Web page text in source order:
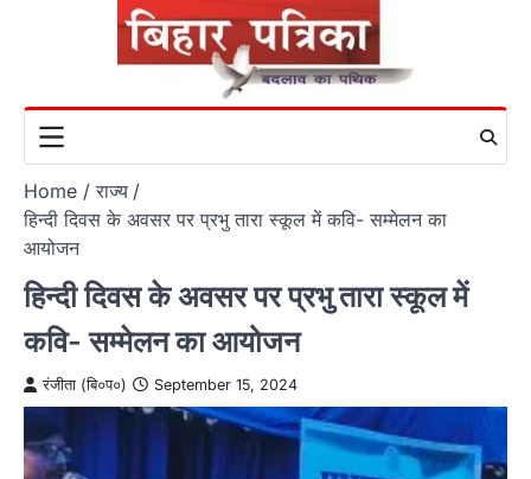
Home
राज्य
हिन्दी दिवस के अवसर पर प्रभु तारा स्कूल में कवि- सम्मेलन का
आयोजन
हिन्दी दिवस के अवसर पर प्रभु तारा स्कूल में
कवि- सम्मेलन का आयोजन
रंजीता (बि०प०) September 15, 2024